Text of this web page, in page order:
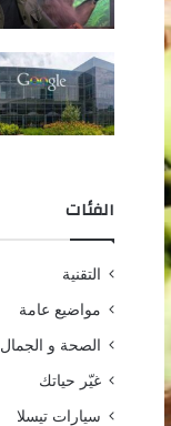
الفئات
التقنية
مواضيع عامة
الصحة و الجمال
غيّر حياتك
سيارات تيسلا